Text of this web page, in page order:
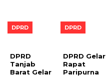
DPRD
DPRD
Tanjab
Barat Gelar
DPRD
DPRD Gelar
Rapat
Paripurna